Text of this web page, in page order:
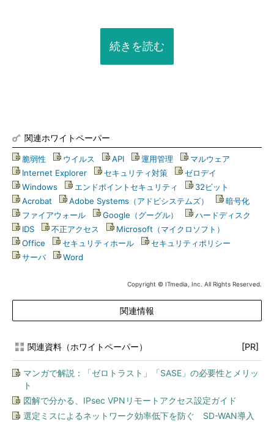
続きを読む
関連ホワイトペーパー
脆弱性 ウイルス API 運用管理 マルウェア
Internet Explorer
セキュリティ対策 ゼロデイ
Windows
エンドポイントセキュリティ 32ビット
Acrobat
Adobe Systems（アドビシステムズ） 暗号化
ファイアウォール
Google（グーグル） ハードディスク
IDS
不正アクセス Microsoft（マイクロソフト）
Office
セキュリティホール セキュリティポリシー
サーバ| Word
Copyright © ITmedia, Inc. All Rights Reserved.
関連情報
関連資料（ホワイトペーパー） [PR]
マンガで解説：「ゼロトラスト」「SASE」の必要性とメリッ
ト
図解で分かる、IPsec VPNリモートアクセス設定ガイド
選定ミスによるネットワーク効率低下を防ぐ SD-WAN導入